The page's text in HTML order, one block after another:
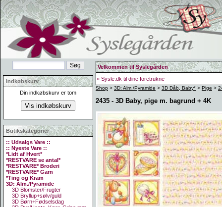
Indkøbskurv
Din indkøbskurv er tom
Butikskategorier
:: Udsalgs Vare ::
:: Nyeste Vare ::
*Lidt af Hvert*
*RESTVARE se antal*
*RESTVARE* Broderi
*RESTVARE* Garn
*Ting og Kram
3D: Alm./Pyramide
3D Blomster/Frugter
3D Bryllup+sølv/guld
3D Børn+Fødselsdag
Velkommen til Syslegården
» Sysle.dk til dine foretrukne
Shop > 3D: Alm./Pyramide > 3D Dåb, Baby* > Pige >
2435 - 3D Baby, pige m. bagrund + 4K